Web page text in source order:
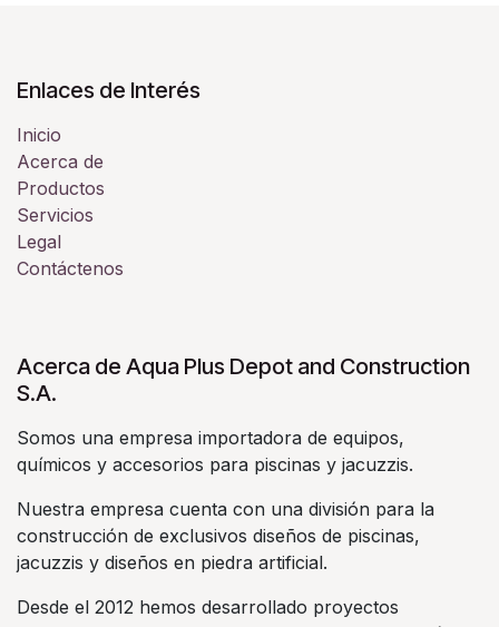
Enlaces de Interés
Inicio
Acerca de
Productos
Servicios
Legal
Contáctenos
Acerca de Aqua Plus Depot and Construction
S.A.
Somos una empresa importadora de equipos,
químicos y accesorios para piscinas y jacuzzis.
Nuestra empresa cuenta con una división para la
construcción de exclusivos diseños de piscinas,
jacuzzis y diseños en piedra artificial.
Desde el 2012 hemos desarrollado proyectos